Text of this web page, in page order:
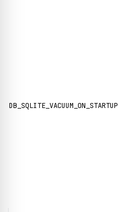
DB_SQLITE_VACUUM_ON_STARTUP